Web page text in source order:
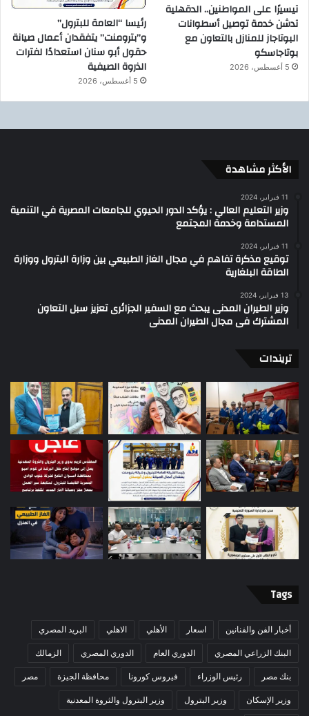
تيسيرًا على المواطنين.. الدقهلية
تدشن خدمة توصيل أسطوانات
البوتاجاز للمنازل بالتعاون مع
بوتاجاسكو
5 أغسطس، 2026
رئيسا “العامة للبترول”
و”بترومنت” يتفقدان أعمال صيانة
حقول أبو سنان استعدادًا لفترات
الذروة الصيفية
5 أغسطس، 2026
الأكثر مشاهدة
11 فبراير، 2024
وزير التعليم العالي : يؤكد الدور الحيوي للجامعات المصرية في التنمية
المستدامة وخدمة المجتمع
11 فبراير، 2024
توقيع مذكرة تفاهم في مجال الغاز الطبيعي بين وزارة البترول ووزارة
الطاقة البلغارية
13 فبراير، 2024
وزير الطيران المدنى يبحث مع السفير الجزائرى تعزيز سبل التعاون
المشترك فى مجال الطيران المدنى
تريندات
Tags
أخبار الفن والفنانين اسعار الأهلي الاهلي البريد المصري
البنك الزراعي المصري الدوري العام الدوري المصري الزمالك
بنك مصر رئيس الوزراء فيروس كورونا محافظة الجيزة مصر
وزير الإسكان وزير البترول وزير البترول والثروة المعدنية